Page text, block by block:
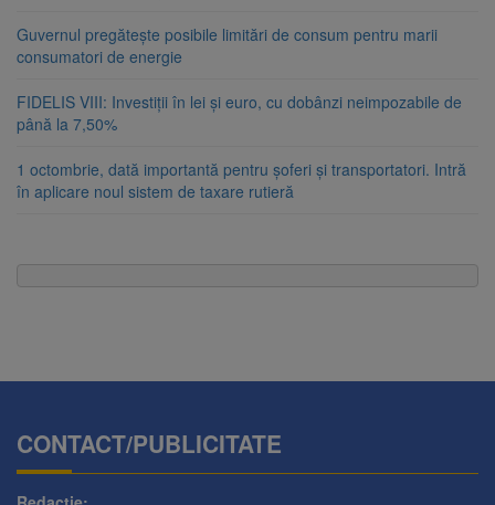
Guvernul pregătește posibile limitări de consum pentru marii
consumatori de energie
FIDELIS VIII: Investiții în lei și euro, cu dobânzi neimpozabile de
până la 7,50%
1 octombrie, dată importantă pentru șoferi și transportatori. Intră
în aplicare noul sistem de taxare rutieră
CONTACT/PUBLICITATE